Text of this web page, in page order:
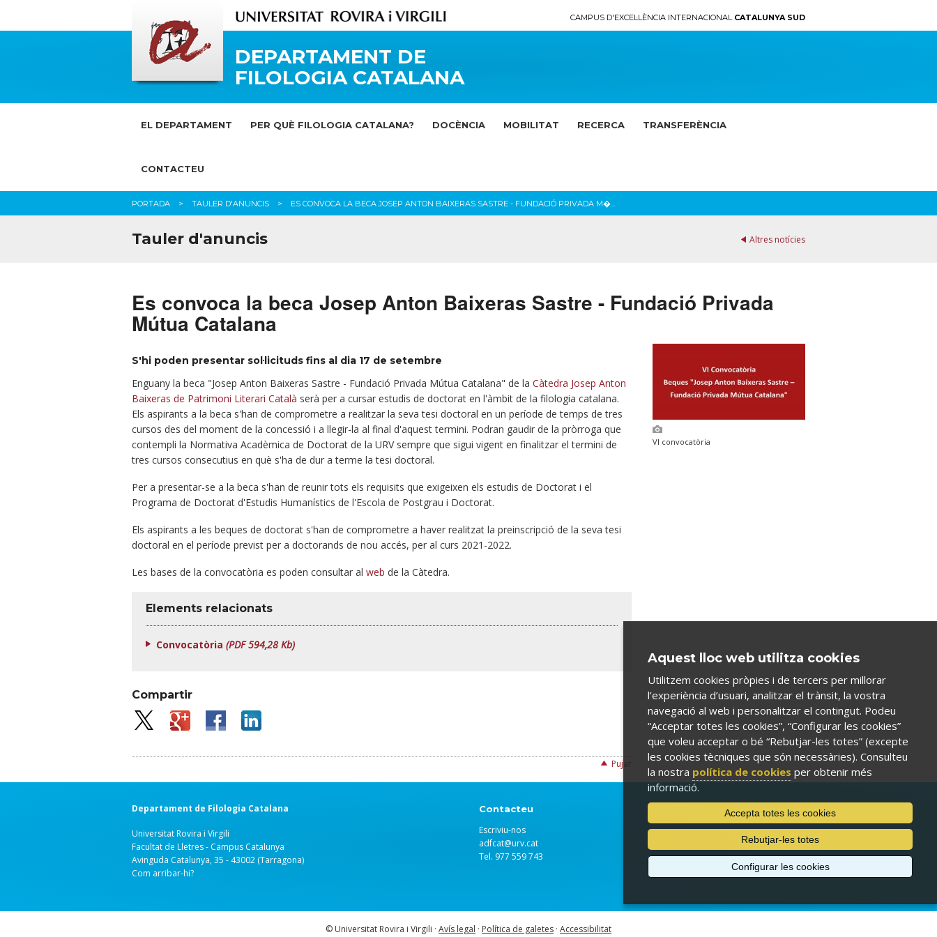
CAMPUS D'EXCEL·LÈNCIA INTERNACIONAL CATALUNYA SUD
DEPARTAMENT DE
FILOLOGIA CATALANA
EL DEPARTAMENT PER QUÈ FILOLOGIA CATALANA? DOCÈNCIA MOBILITAT RECERCA TRANSFERÈNCIA
CONTACTEU
PORTADA TAULER D'ANUNCIS ES CONVOCA LA BECA JOSEP ANTON BAIXERAS SASTRE - FUNDACIÓ PRIVADA M�...
Altres notícies
Tauler d'anuncis
Es convoca la beca Josep Anton Baixeras Sastre - Fundació Privada
Mútua Catalana
S'hi poden presentar sol·licituds fins al dia 17 de setembre
Enguany la beca "Josep Anton Baixeras Sastre - Fundació Privada Mútua Catalana" de la Càtedra Josep Anton
Baixeras de Patrimoni Literari Català serà per a cursar estudis de doctorat en l'àmbit de la filologia catalana.
Els aspirants a la beca s'han de comprometre a realitzar la seva tesi doctoral en un període de temps de tres
cursos des del moment de la concessió i a llegir-la al final d'aquest termini. Podran gaudir de la pròrroga que
contempli la Normativa Acadèmica de Doctorat de la URV sempre que sigui vigent en finalitzar el termini de
tres cursos consecutius en què s'ha de dur a terme la tesi doctoral.
Per a presentar-se a la beca s'han de reunir tots els requisits que exigeixen els estudis de Doctorat i el
Programa de Doctorat d'Estudis Humanístics de l'Escola de Postgrau i Doctorat.
Els aspirants a les beques de doctorat s'han de comprometre a haver realitzat la preinscripció de la seva tesi
doctoral en el període previst per a doctorands de nou accés, per al curs 2021-2022.
Les bases de la convocatòria es poden consultar al web de la Càtedra.
Elements relacionats
Convocatòria (PDF 594,28 Kb)
Compartir
Pujar
VI convocatòria
Departament de Filologia Catalana
Universitat Rovira i Virgili
Facultat de Lletres - Campus Catalunya
Avinguda Catalunya, 35 - 43002 (Tarragona)
Com arribar-hi?
Contacteu
Escriviu-nos
adfcat@urv.cat
Tel. 977 559 743
© Universitat Rovira i Virgili · Avís legal · Política de galetes · Accessibilitat
Aquest lloc web utilitza cookies
Utilitzem cookies pròpies i de tercers per millorar
l’experiència d’usuari, analitzar el trànsit, la vostra
navegació al web i personalitzar el contingut. Podeu
“Acceptar totes les cookies”, “Configurar les cookies”
que voleu acceptar o bé “Rebutjar-les totes” (excepte
les cookies tècniques que són necessàries). Consulteu
la nostra política de cookies per obtenir més
informació.
Accepta totes les cookies
Rebutjar-les totes
Configurar les cookies